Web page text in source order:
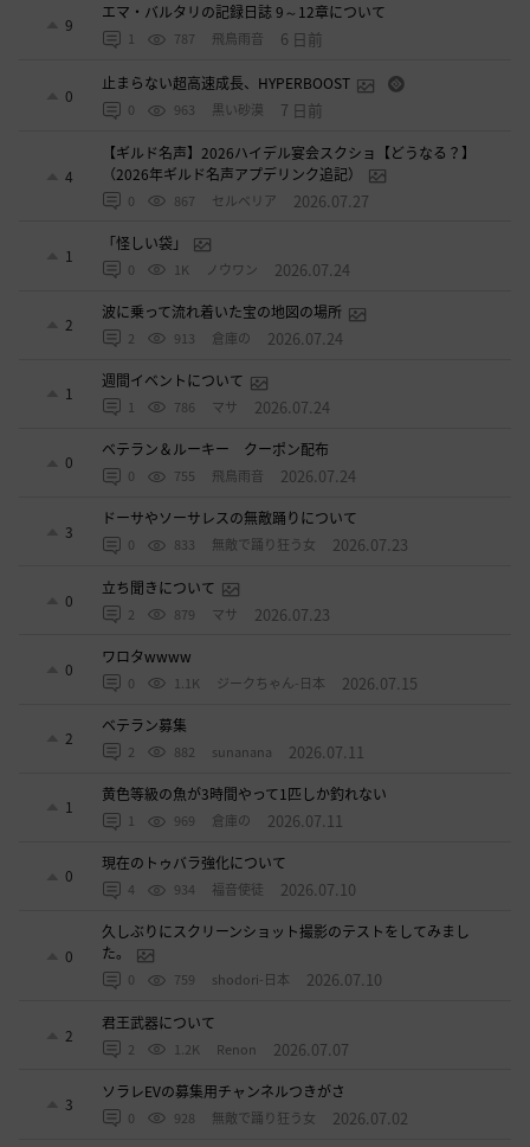
9
エマ・バルタリの記録日誌 9～12章について
1 787 飛鳥雨音 6 日前
0
止まらない超高速成長、HYPERBOOST
0 963 黒い砂漠 7 日前
4
【ギルド名声】2026ハイデル宴会スクショ【どうなる？】
（2026年ギルド名声アプデリンク追記）
0 867 セルベリア 2026.07.27
1
「怪しい袋」
0 1K ノウワン 2026.07.24
2
波に乗って流れ着いた宝の地図の場所
2 913 倉庫の 2026.07.24
1
週間イベントについて
1 786 マサ 2026.07.24
0
ベテラン＆ルーキー クーポン配布
0 755 飛鳥雨音 2026.07.24
3
ドーサやソーサレスの無敵踊りについて
0 833 無敵で踊り狂う女 2026.07.23
0
立ち聞きについて
2 879 マサ 2026.07.23
0
ワロタwwww
0 1.1K ジークちゃん-日本 2026.07.15
2
ベテラン募集
2 882 sunanana 2026.07.11
1
黄色等級の魚が3時間やって1匹しか釣れない
1 969 倉庫の 2026.07.11
0
現在のトゥバラ強化について
4 934 福音使徒 2026.07.10
0
久しぶりにスクリーンショット撮影のテストをしてみまし
た。
0 759 shodori-日本 2026.07.10
2
君王武器について
2 1.2K Renon 2026.07.07
3
ソラレEVの募集用チャンネルつきがさ
0 928 無敵で踊り狂う女 2026.07.02